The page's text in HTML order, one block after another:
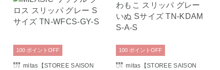
mitas【STOREE SAISON
100 ポイント OFF
mitas【STOREE SAISON
100 ポイント OFF